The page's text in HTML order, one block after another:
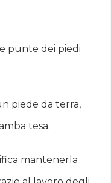
punte dei piedi
piede da terra,
tesa.
mantenerla